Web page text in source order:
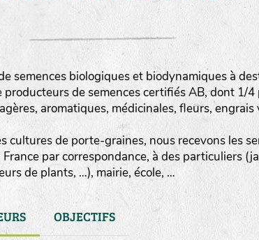
semences biologiques et biodynamiques à
de semences certifiés AB, dont 1/
aromatiques, médicinales, fleurs,
cultures de porte-graines, nous recevons les
par correspondance, à des particuliers
de plants, …), mairie, école, …
OBJECTIFS